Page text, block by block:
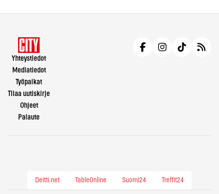
Yhteystiedot
Mediatiedot
Työpaikat
Tilaa uutiskirje
Ohjeet
Palaute
Deitti.net TableOnline Suomi24 Treffit24